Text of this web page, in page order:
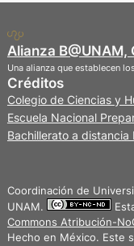
Alianza B@UNAM,
Una alianza que establecen
Créditos
Colegio de Ciencias y
Escuela Nacional
Bachillerato a distancia
Coordinación de
UNAM.
Commons Atribución-
Hecho en México. Este